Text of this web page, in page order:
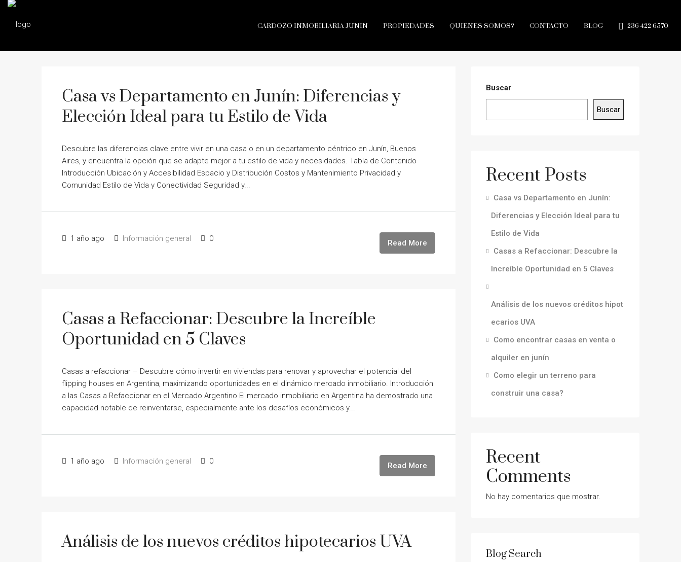
CARDOZO INMOBILIARIA JUNIN PROPIEDADES QUIENES SOMOS? CONTACTO BLOG 236 422 6570
Casa vs Departamento en Junín: Diferencias y
Elección Ideal para tu Estilo de Vida
Descubre las diferencias clave entre vivir en una casa o en un departamento céntrico en Junín, Buenos
Aires, y encuentra la opción que se adapte mejor a tu estilo de vida y necesidades. Tabla de Contenido
Introducción Ubicación y Accesibilidad Espacio y Distribución Costos y Mantenimiento Privacidad y
Comunidad Estilo de Vida y Conectividad Seguridad y...
1 año ago Información general 0 Read More
Casas a Refaccionar: Descubre la Increíble
Oportunidad en 5 Claves
Casas a refaccionar – Descubre cómo invertir en viviendas para renovar y aprovechar el potencial del
flipping houses en Argentina, maximizando oportunidades en el dinámico mercado inmobiliario. Introducción
a las Casas a Refaccionar en el Mercado Argentino El mercado inmobiliario en Argentina ha demostrado una
capacidad notable de reinventarse, especialmente ante los desafíos económicos y...
1 año ago Información general 0 Read More
Análisis de los nuevos créditos hipotecarios UVA
Buscar
Buscar
Recent Posts
Casa vs Departamento en Junín:
Diferencias y Elección Ideal para tu
Estilo de Vida
Casas a Refaccionar: Descubre la
Increíble Oportunidad en 5 Claves
Análisis de los nuevos créditos hipot
ecarios UVA
Como encontrar casas en venta o
alquiler en junín
Como elegir un terreno para
construir una casa?
Recent
Comments
No hay comentarios que mostrar.
Blog Search